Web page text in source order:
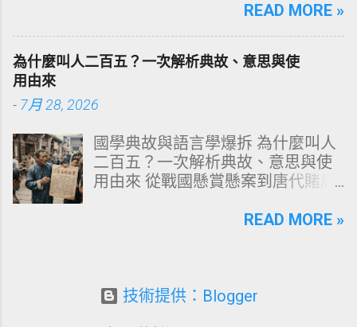
理策略 一、 牙齒顏色的生物學本
何泛黃，首先必須釐清牙齒的硬組
織構造。牙齒最外層是由高度鈣化
（Enamel，又稱牙釉質） ，而包裹
質（Dentin，又稱牙本質） 。 💡 生
理學核心觀念 健康自然的牙齒本來
就不是純白色。琺瑯質越半透明，
出來。當琺瑯質因磨損變薄、或是
全雪白的牙齒多半經過人工美白處
構化思維，拆解頭皮清潔的物理與
康髮質。 💡 理性思維考題：你是否
天天洗頭，頭皮卻依然半天就出
數人的頭皮問題，並不是洗髮精買
了」。當你蓮蓬頭剛淋濕頭髮，下
一秒就把濃縮洗髮精直接抹在頭皮
上時，你已經親手觸發了一連串破
過嚴密的邏輯分析，為你解構正確
二、 關鍵核心：「預洗（Pre-
READ MORE »
為什麼叫人二百五？一次解析典故、意思與使
用由來
- 7月 28, 2026
國學典故與語言學爆拆 為什麼叫人
二百五？一次解析典故、意思與使
用由來 從戰國懸賞懸案到唐代賭局
常用語。一次拆解歷史真相、心理
一、「二百五」的核心意思與語境
READ MORE »
技術提供：Blogger